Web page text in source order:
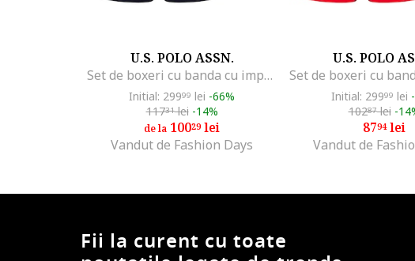
U.S. POLO ASSN.
Set de boxeri cu banda cu imprimeu logo - 3 perechi, Negru/Gri melange/Bleumarin
Initial: 29999 lei -66%
11731lei -14%
de la 10029lei
Vandut de Fashion Days
U.S. POLO
Initial: 29999 lei
10287lei -
8794lei
Vandut de
Fii la curent cu toate